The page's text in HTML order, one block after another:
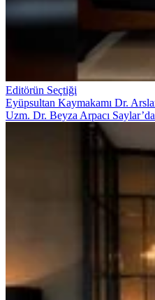
Editörün Seçtiği
Eyüpsultan Kaymakamı Dr.
Uzm. Dr. Beyza Arpacı